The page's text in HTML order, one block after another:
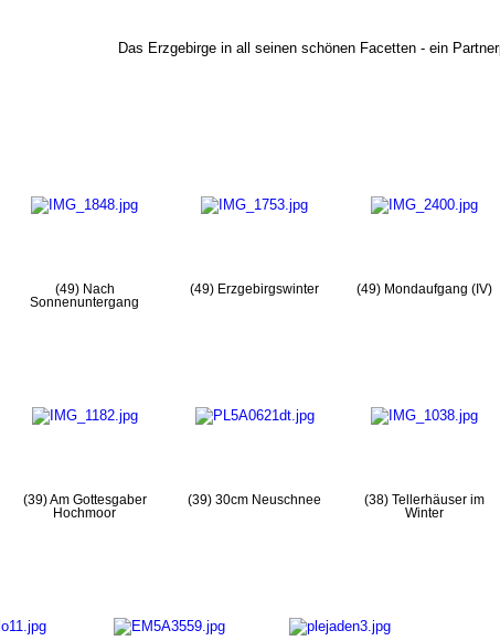
Das Erzgebirge in all seinen schönen Facetten - ein
(49) Nach
Sonnenuntergang
(49) Erzgebirgswinter (49) Mondaufgang (IV)
(39) Am Gottesgaber
Hochmoor
(39) 30cm Neuschnee
(38) Tellerhäuser im
Winter